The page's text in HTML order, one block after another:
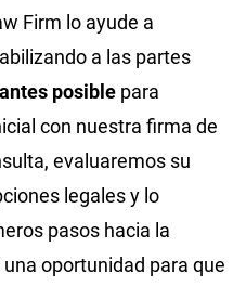
Firm lo ayude a
a las partes
posible para
con nuestra firma de
evaluaremos su
legales y lo
pasos hacia la
oportunidad para que